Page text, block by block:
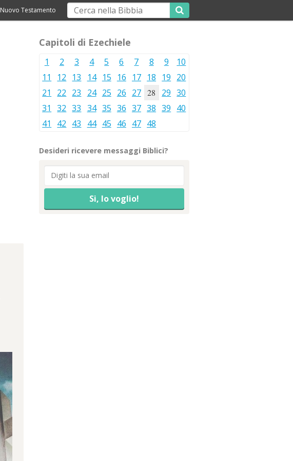
Nuovo Testamento
Capitoli di Ezechiele
1 2 3 4 5 6 7 8 9
10
11
12 13 14 15 16 17 18 19 20
21
22 23 24 25 26 27 28 29 30
31
32 33 34 35 36 37 38 39 40
41
42 43 44 45 46 47 48
Desideri ricevere messaggi Biblici?